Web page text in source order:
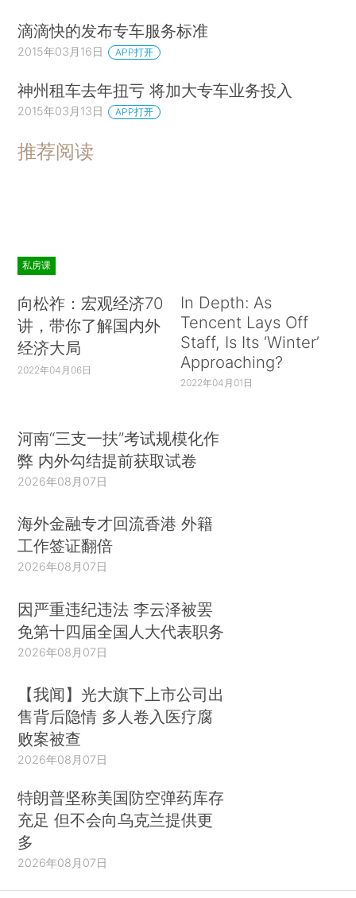
滴滴快的发布专车服务标准
2015年03月16日 APP打开
神州租车去年扭亏 将加大专车业务投入
2015年03月13日 APP打开
推荐阅读
私房课
向松祚：宏观经济70
讲，带你了解国内外
经济大局
2022年04月06日
In Depth: As
Tencent Lays Off
Staff, Is Its ‘Winter’
Approaching?
2022年04月01日
河南“三支一扶”考试规模化作
弊 内外勾结提前获取试卷
2026年08月07日
海外金融专才回流香港 外籍
工作签证翻倍
2026年08月07日
因严重违纪违法 李云泽被罢
免第十四届全国人大代表职务
2026年08月07日
【我闻】光大旗下上市公司出
售背后隐情 多人卷入医疗腐
败案被查
2026年08月07日
特朗普坚称美国防空弹药库存
充足 但不会向乌克兰提供更
多
2026年08月07日